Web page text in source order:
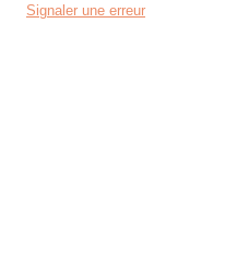
Signaler une erreur